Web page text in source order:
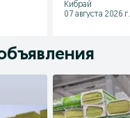
Кибрай
07 августа 2026 г.